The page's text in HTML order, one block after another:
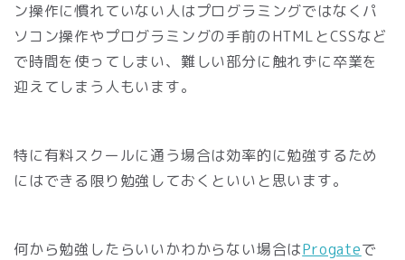
ン操作に慣れていない人はプログラミングではなくパ
ソコン操作やプログラミングの手前のHTMLとCSSなど
で時間を使ってしまい、難しい部分に触れずに卒業を
迎えてしまう人もいます。
特に有料スクールに通う場合は効率的に勉強するため
にはできる限り勉強しておくといいと思います。
何から勉強したらいいかわからない場合はProgateで